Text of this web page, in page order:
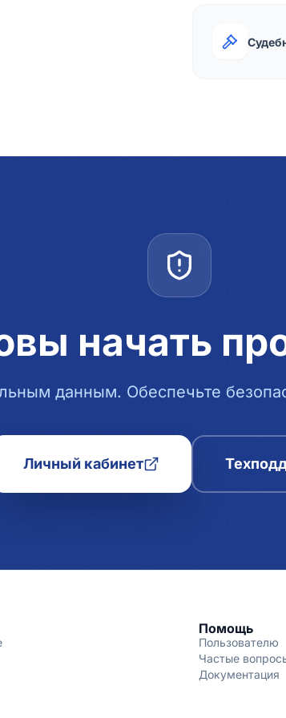
начать
данным. Обеспечьте
Личный кабинет
Помощь
Пользователю
Частые
Документация